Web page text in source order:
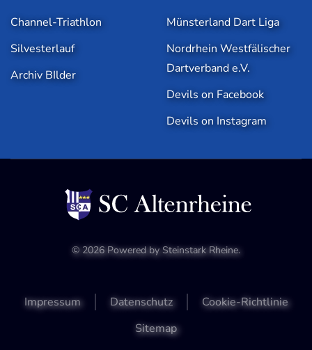
Channel-Triathlon
Silvesterlauf
Archiv BIlder
Münsterland Dart Liga
Nordrhein Westfälischer
Dartverband e.V.
Devils on Facebook
Devils on Instagram
© 2026Powered bySteinstark Rheine.
Impressum Datenschutz
Cookie-Richtlinie
Sitemap